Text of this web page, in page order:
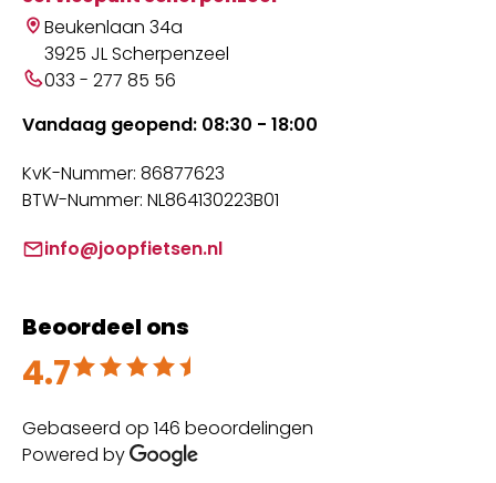
Beukenlaan 34a
3925 JL Scherpenzeel
033 - 277 85 56
Vandaag geopend: 08:30 - 18:00
KvK-Nummer: 86877623
BTW-Nummer: NL864130223B01
info@joopfietsen.nl
Beoordeel ons
4.7
Beoordeeld met 4.7 uit 5
Gebaseerd op 146 beoordelingen
Powered by